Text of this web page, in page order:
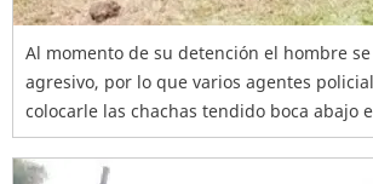
Al momento de su detención el hombre
agresivo, por lo que varios agentes
colocarle las chachas tendido boca abajo